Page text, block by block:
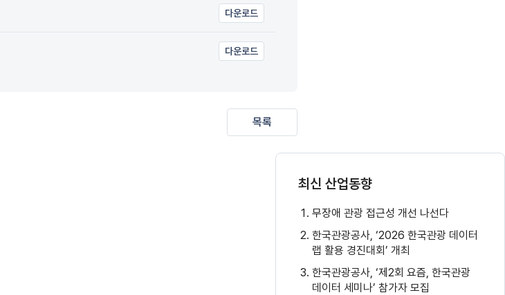
다운로드
다운로드
목록
최신 산업동향
무장애 관광 접근성 개선 나선다
한국관광공사, ‘2026 한국관광 데이터
랩 활용 경진대회’ 개최
한국관광공사, ‘제2회 요즘, 한국관광
데이터 세미나’ 참가자 모집